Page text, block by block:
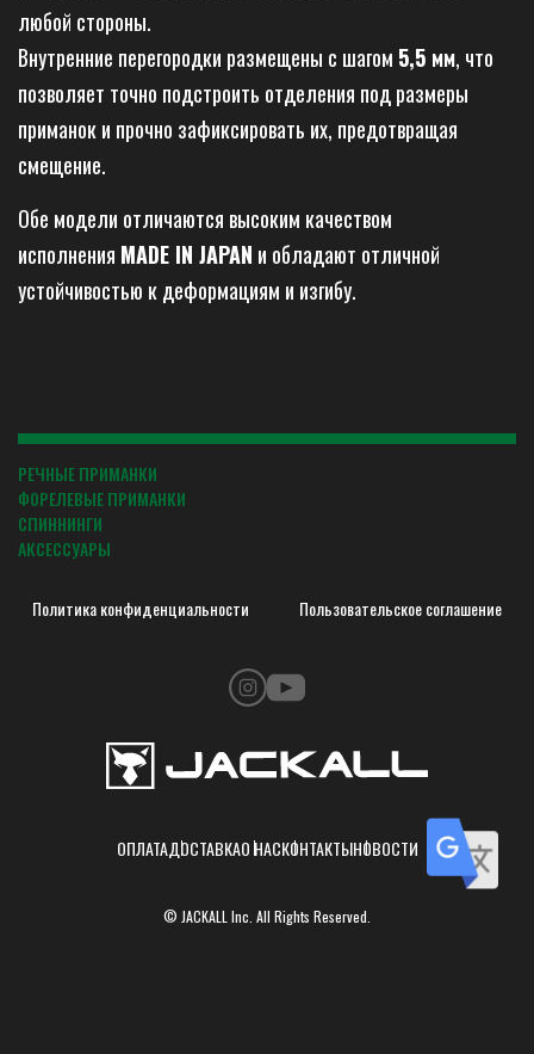
любой стороны.
Внутренние перегородки размещены с шагом 5,5 мм, что
позволяет точно подстроить отделения под размеры
приманок и прочно зафиксировать их, предотвращая
смещение.
Обе модели отличаются высоким качеством
исполнения MADE IN JAPAN и обладают отличной
устойчивостью к деформациям и изгибу.
РЕЧНЫЕ ПРИМАНКИ
ФОРЕЛЕВЫЕ ПРИМАНКИ
СПИННИНГИ
АКСЕССУАРЫ
Политика конфиденциальности Пользовательское соглашение
ОПЛАТАДОСТАВКАО НАСКОНТАКТЫНОВОСТИ
© JACKALL Inc. All Rights Reserved.